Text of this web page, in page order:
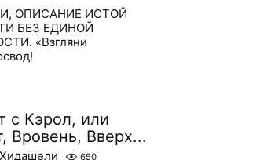
ОПИСАНИЕ ИСТОЙ
БЕЗ ЕДИНОЙ
«Взгляни
с Кэрол, или
Вровень, Вверх...
650